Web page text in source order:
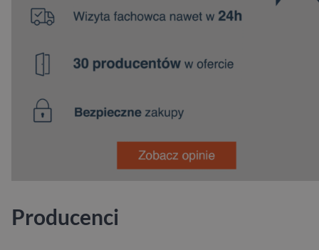
Producenci